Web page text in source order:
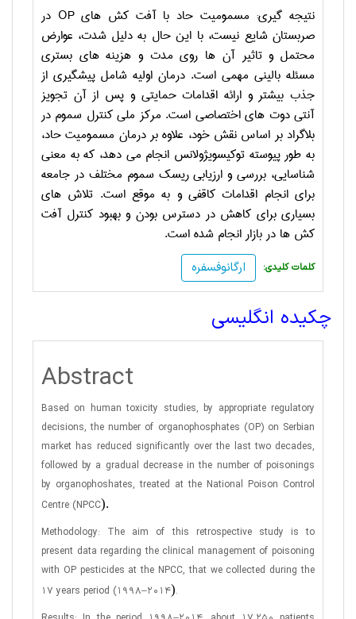
نتیجه گیری: مسمومیت حاد با آفت کش هایOP در
صربستان شایع نیست، با این حال به دلیل شدت، عوارض
محتمل و تاثیر آن ها روی مدت و هزینه های بستری
مسئله بالینی مهمی است. درمان اولیه شامل پیشگیری از
جذب بیشتر و ارائه اقدامات حمایتی و پس از آن تجویز
آنتی دوت های اختصاصی است. مرکز ملی کنترل سموم در
بلاگراد بر اساس نقش خود، علاوه بر درمان مسمومیت حاد،
به طور پیوسته توکیسویژولانس انجام می دهد، که به معنی
شناسایی، بررسی و ارزیابی ریسک سموم مختلف در جامعه
برای انجام اقدامات کاقفی و به موقع است. تلاش های
بسیاری برای کاهش در دسترس بودن و بهبود کنترل آفت
کش ها در بازار انجام شده است.
ارگانوفسفره :کلمات کلیدی
چکیده انگلیسی
Abstract
Based on human toxicity studies, by appropriate regulatory
decisions, the number of organophosphates (OP) on Serbian
market has reduced significantly over the last two decades,
followed by a gradual decrease in the number of poisonings
by organophoshates, treated at the National Poison Control
Centre (NPCC).
Methodology: The aim of this retrospective study is to
present data regarding the clinical management of poisoning
with OP pesticides at the NPCC, that we collected during the
17 years period (1998–2014(.